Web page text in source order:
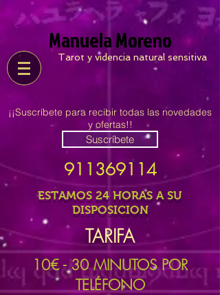
Manuela Moreno
Tarot y videncia natural sensitiva
¡¡Suscríbete para recibir todas las novedades
y ofertas!!
Suscríbete
911369114
ESTAMOS 24 HORAS A SU
DISPOSICION
TARIFA
10€ - 30 MINUTOS POR
TELÉFONO